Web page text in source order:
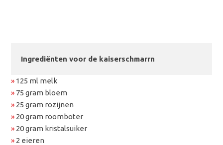
Ingrediënten voor de kaiserschmarrn
» 125 ml melk
» 75 gram bloem
» 25 gram rozijnen
» 20 gram roomboter
» 20 gram kristalsuiker
» 2 eieren